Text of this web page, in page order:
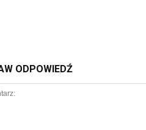
ODPOWIEDŹ